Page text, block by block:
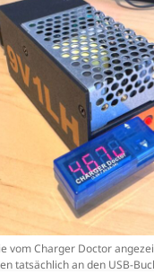
vom Charger Doctor
tatsächlich an den USB-